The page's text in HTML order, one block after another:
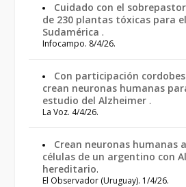
Cuidado con el
de 230 plantas tóxicas para
Sudamérica .
Infocampo. 8/4/26.
Con participación
crean neuronas humanas
estudio del Alzheimer .
La Voz. 4/4/26.
Crean neuronas humanas
células de un argentino con
hereditario.
El Observador (Uruguay). 1/4/26.